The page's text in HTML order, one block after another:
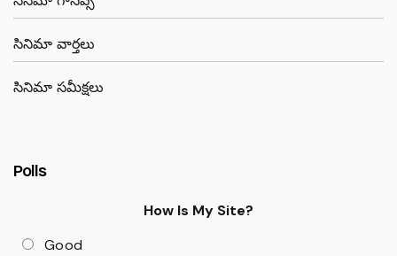
సినిమా వార్తలు
సినిమా సమీక్షలు
Polls
How Is My Site?
Good